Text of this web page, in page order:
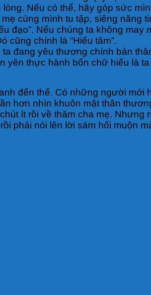
Nếu có thể, hãy góp sức
cùng mình tu tập, siêng năng
đạo”. Nếu chúng ta không may
cũng chính là “Hiếu tâm”.
đang yêu thương chính bản
yên thực hành bốn chữ hiếu là
đến thế. Có những người mới
hơn nhìn khuôn mặt thân
ít rồi về thăm cha mẹ. Nhưng
phải nói lên lời sám hối muộn